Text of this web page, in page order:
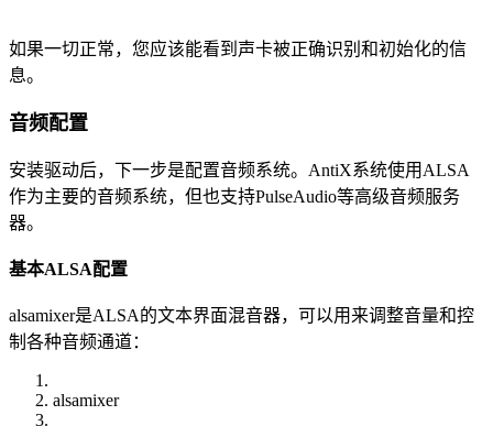
如果一切正常，您应该能看到声卡被正确识别和初始化的信
息。
音频配置
安装驱动后，下一步是配置音频系统。AntiX系统使用ALSA
作为主要的音频系统，但也支持PulseAudio等高级音频服务
器。
基本ALSA配置
alsamixer是ALSA的文本界面混音器，可以用来调整音量和控
制各种音频通道：
alsamixer